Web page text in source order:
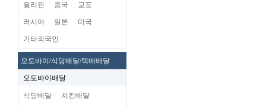
필리핀 중국 교포
러시아 일본 미국
기타외국인
오토바이/식당배달/택배배달
오토바이배달
식당배달 치킨배달